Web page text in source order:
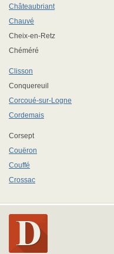
Châteaubriant
Chauvé
Cheix-en-Retz
Chéméré
Clisson
Conquereuil
Corcoué-sur-Logne
Cordemais
Corsept
Couëron
Couffé
Crossac